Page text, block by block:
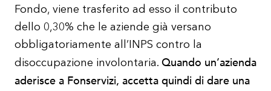
Fondo, viene trasferito ad esso il contributo
dello 0,30% che le aziende già versano
obbligatoriamente all’INPS contro la
disoccupazione involontaria. Quando un’azienda
aderisce a Fonservizi, accetta quindi di dare una